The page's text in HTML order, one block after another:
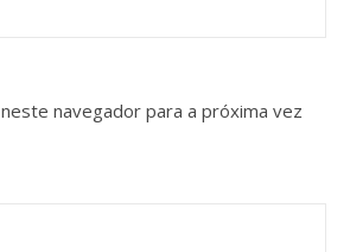
navegador para a próxima vez